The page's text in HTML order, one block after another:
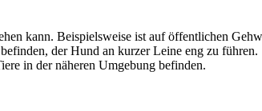
kann. Beispielsweise ist auf öffentlichen
der Hund an kurzer Leine eng zu führen.
in der näheren Umgebung befinden.